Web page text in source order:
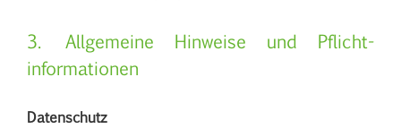
3. Allgemeine Hinweise und Pflicht­
informationen
Datenschutz